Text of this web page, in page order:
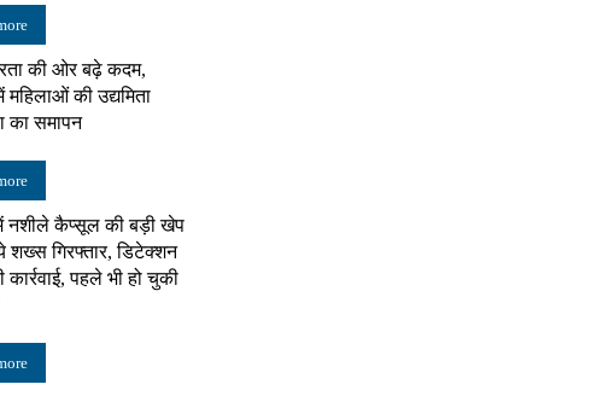
की ओर बढ़े कदम,
की उद्यमिता
का समापन
नशीले कैप्सूल की बड़ी खेप
गिरफ्तार, डिटेक्शन
कार्रवाई, पहले भी हो चुकी